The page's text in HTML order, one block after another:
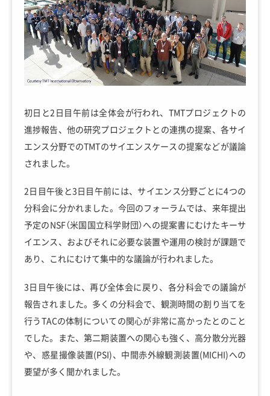
初日と2日目午前は全体会が行われ、TMTプロジェクトの
進捗報告、他の研究プロジェクトとの連携の提案、各サイ
エンス分野でのTMTのサイエンスケースの提案などが議論
されました。
2日目午後と3日目午前には、サイエンス分野ごとに4つの
分科会に分かれました。今回のフォーラムでは、来年提出
予定のNSF（米国国立科学財団）への提案書にむけたキーサ
イエンス、およびそれに必要な装置や運用の検討が課題で
あり、これにむけて集中的な議論が行われました。
3日目午後には、再び全体会に戻り、各分科会での議論が
報告されました。多くの分科会で、観測時間の割り当てを
行うTACの体制についての関心が非常に高かったとのこと
でした。また、第二期装置への関心も強く、高分散分光器
や、惑星撮像装置(PSI)、中間赤外線観測装置(MICHI)への
要望が多く聞かれました。